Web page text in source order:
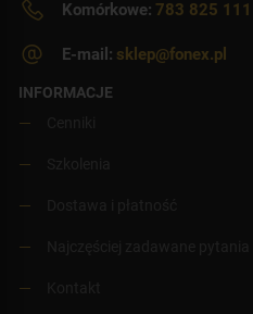
Komórkowe: 783 825 111
E-mail: sklep@fonex.pl
INFORMACJE